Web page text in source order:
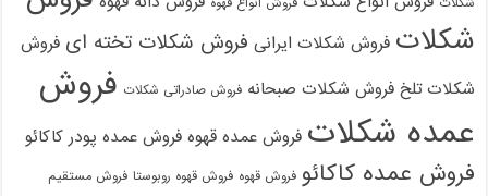
شکلات فروش شکلات ایرانی فروش شکلات تخته ای فروش
شکلات تلخ فروش شکلات صبحانه فروش صادراتی شکلات فروش
عمده شکلات فروش عمده قهوه فروش عمده پودر کاکائو
فروش عمده کاکائو فروش قهوه فروش قهوه روبوستا فروش مستقیم